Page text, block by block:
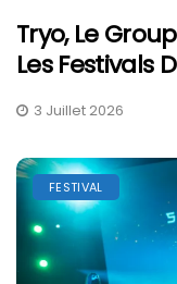
Tryo, Le
Les Festivals
3 Juillet 2026
FESTIVAL